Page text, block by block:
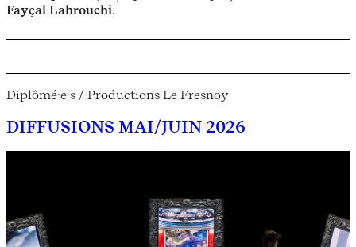
Fayçal Lahrouchi.
Diplômé·e·s / Productions Le Fresnoy
DIFFUSIONS MAI/JUIN 2026